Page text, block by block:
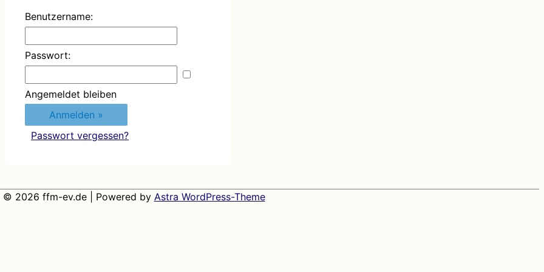
Benutzername:
Passwort:
Angemeldet bleiben
Passwort vergessen?
© 2026 ffm-ev.de| Powered by Astra WordPress-Theme